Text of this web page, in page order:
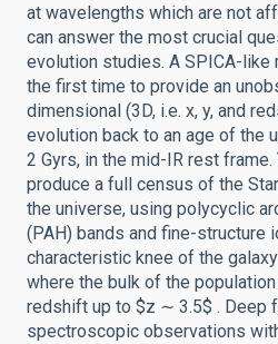
at wavelengths which are not
can answer the most crucial
evolution studies. A SPICA-
the first time to provide an
dimensional (3D, i.e. x, y, and
evolution back to an age of the
2 Gyrs, in the mid-IR rest
produce a full census of the
the universe, using polycyclic
(PAH) bands and fine-structure
characteristic knee of the
where the bulk of the
redshift up to $z ∼ 3.5$ . Deep
spectroscopic observations